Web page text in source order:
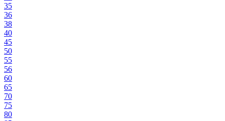
35
36
38
40
45
50
55
56
60
65
70
75
80